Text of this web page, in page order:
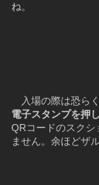
ね。
入場の際は恐ら
電子スタンプを押
QRコードのスク
ません。余ほどザ